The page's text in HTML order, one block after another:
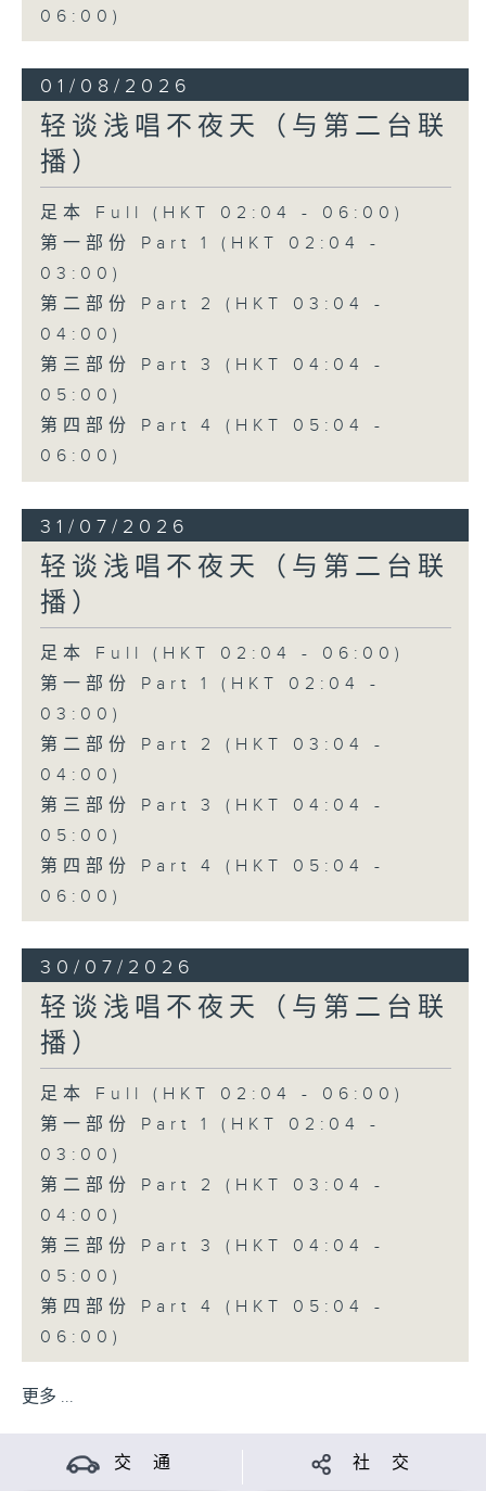
06:00)
01/08/2026
轻谈浅唱不夜天（与第二台联
播）
足本 Full (HKT 02:04 - 06:00)
第一部份 Part 1 (HKT 02:04 -
03:00)
第二部份 Part 2 (HKT 03:04 -
04:00)
第三部份 Part 3 (HKT 04:04 -
05:00)
第四部份 Part 4 (HKT 05:04 -
06:00)
31/07/2026
轻谈浅唱不夜天（与第二台联
播）
足本 Full (HKT 02:04 - 06:00)
第一部份 Part 1 (HKT 02:04 -
03:00)
第二部份 Part 2 (HKT 03:04 -
04:00)
第三部份 Part 3 (HKT 04:04 -
05:00)
第四部份 Part 4 (HKT 05:04 -
06:00)
30/07/2026
轻谈浅唱不夜天（与第二台联
播）
足本 Full (HKT 02:04 - 06:00)
第一部份 Part 1 (HKT 02:04 -
03:00)
第二部份 Part 2 (HKT 03:04 -
04:00)
第三部份 Part 3 (HKT 04:04 -
05:00)
第四部份 Part 4 (HKT 05:04 -
06:00)
更多 ...
交 通 社 交